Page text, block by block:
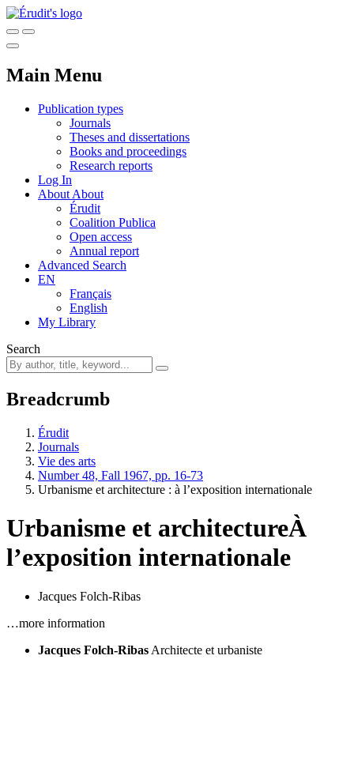
Main Menu
Publication types
Journals
Theses and dissertations
Books and proceedings
Research reports
Log In
About About
Érudit
Coalition Publica
Open access
Annual report
Advanced Search
EN
Français
English
My Library
Search
Breadcrumb
Érudit
Journals
Vie des arts
Number 48, Fall 1967, pp. 16-73
Urbanisme et architecture : à l’exposition internationale
Urbanisme et architectureÀ
l’exposition internationale
Jacques Folch-Ribas
…more information
Jacques Folch-Ribas Architecte et urbaniste